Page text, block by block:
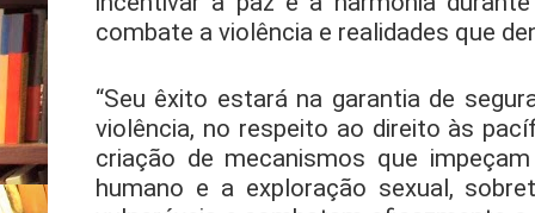
combate a violência e realidades que
“Seu êxito estará na garantia de
violência, no respeito ao direito às
criação de mecanismos que
humano e a exploração sexual,